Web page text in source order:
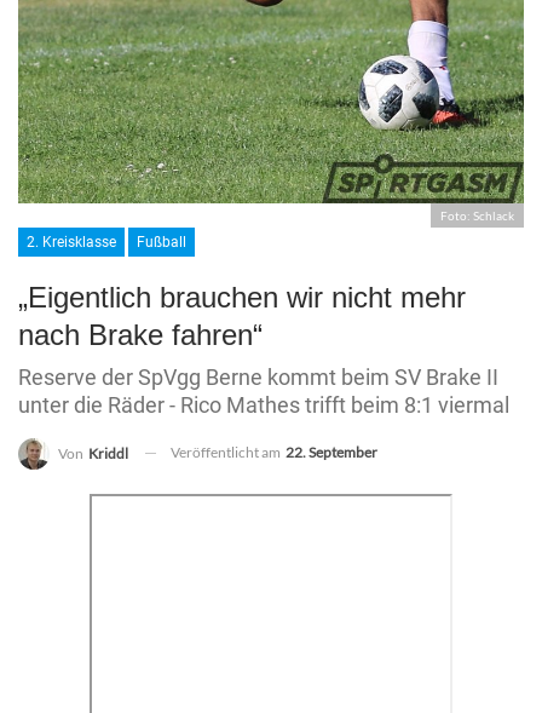
Foto: Schlack
2. Kreisklasse Fußball
„Eigentlich brauchen wir nicht mehr
nach Brake fahren“
Reserve der SpVgg Berne kommt beim SV Brake II
unter die Räder - Rico Mathes trifft beim 8:1 viermal
Von Kriddl Veröffentlicht am 22. September